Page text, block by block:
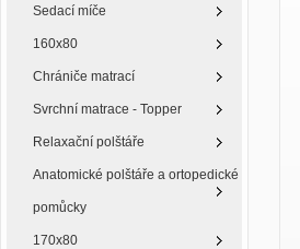
Sedací míče
160x80
Chrániče matrací
Svrchní matrace - Topper
Relaxační polštáře
Anatomické polštáře a ortopedické
pomůcky
170x80